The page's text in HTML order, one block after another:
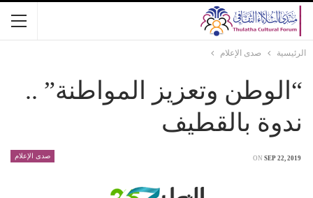
الرئيسية صدى الإعلام
“الوطن وتعزيز المواطنة” ..
ندوة بالقطيف
صدى الإعلام ON SEP 22, 2019